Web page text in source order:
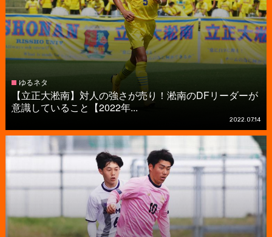
ゆるネタ
【立正大淞南】対人の強さが売り！淞南のDFリーダーが
意識していること【2022年...
2022.07.14